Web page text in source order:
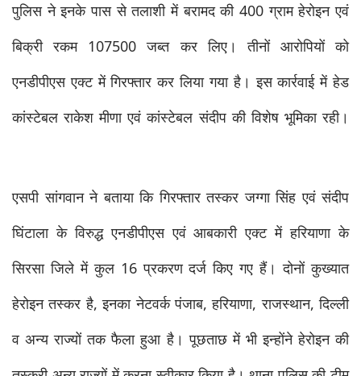
पुलिस ने इनके पास से तलाशी में बरामद की 400 ग्राम हेरोइन एवं
बिक्री रकम 107500 जब्त कर लिए। तीनों आरोपियों को
एनडीपीएस एक्ट में गिरफ्तार कर लिया गया है। इस कार्रवाई में हेड
कांस्टेबल राकेश मीणा एवं कांस्टेबल संदीप की विशेष भूमिका रही।
एसपी सांगवान ने बताया कि गिरफ्तार तस्कर जग्गा सिंह एवं संदीप
घिंटाला के विरुद्ध एनडीपीएस एवं आबकारी एक्ट में हरियाणा के
सिरसा जिले में कुल 16 प्रकरण दर्ज किए गए हैं। दोनों कुख्यात
हेरोइन तस्कर है, इनका नेटवर्क पंजाब, हरियाणा, राजस्थान, दिल्ली
व अन्य राज्यों तक फैला हुआ है। पूछताछ में भी इन्होंने हेरोइन की